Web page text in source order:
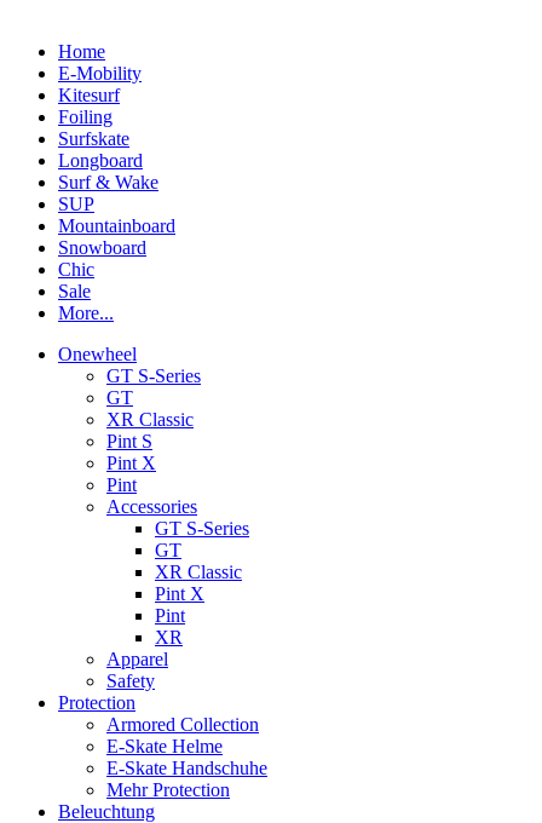
Home
E-Mobility
Kitesurf
Foiling
Surfskate
Longboard
Surf & Wake
SUP
Mountainboard
Snowboard
Chic
Sale
More...
Onewheel
GT S-Series
GT
XR Classic
Pint S
Pint X
Pint
Accessories
GT S-Series
GT
XR Classic
Pint X
Pint
XR
Apparel
Safety
Protection
Armored Collection
E-Skate Helme
E-Skate Handschuhe
Mehr Protection
Beleuchtung